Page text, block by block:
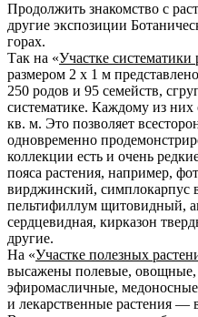
Продолжить знакомство с
другие экспозиции
горах.
Так на «Участке систематики
размером 2 х 1 м
250 родов и 95 семейств,
систематике. Каждому из них
кв. м. Это позволяет
одновременно
коллекции есть и очень
пояса растения, например,
вирджинский, симплокарпус
пельтифиллум щитовидный,
сердцевидная, кирказон
другие.
На «Участке полезных
высажены полевые, овощные,
эфиромасличные,
и лекарственные растения —